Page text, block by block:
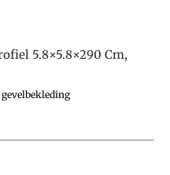
5.8×5.8×290 Cm,